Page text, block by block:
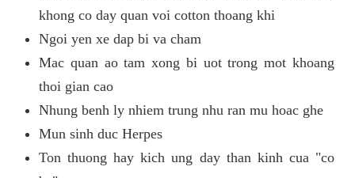
khong co day quan voi cotton thoang khi
Ngoi yen xe dap bi va cham
Mac quan ao tam xong bi uot trong mot khoang
thoi gian cao
Nhung benh ly nhiem trung nhu ran mu hoac ghe
Mun sinh duc Herpes
Ton thuong hay kich ung day than kinh cua "co